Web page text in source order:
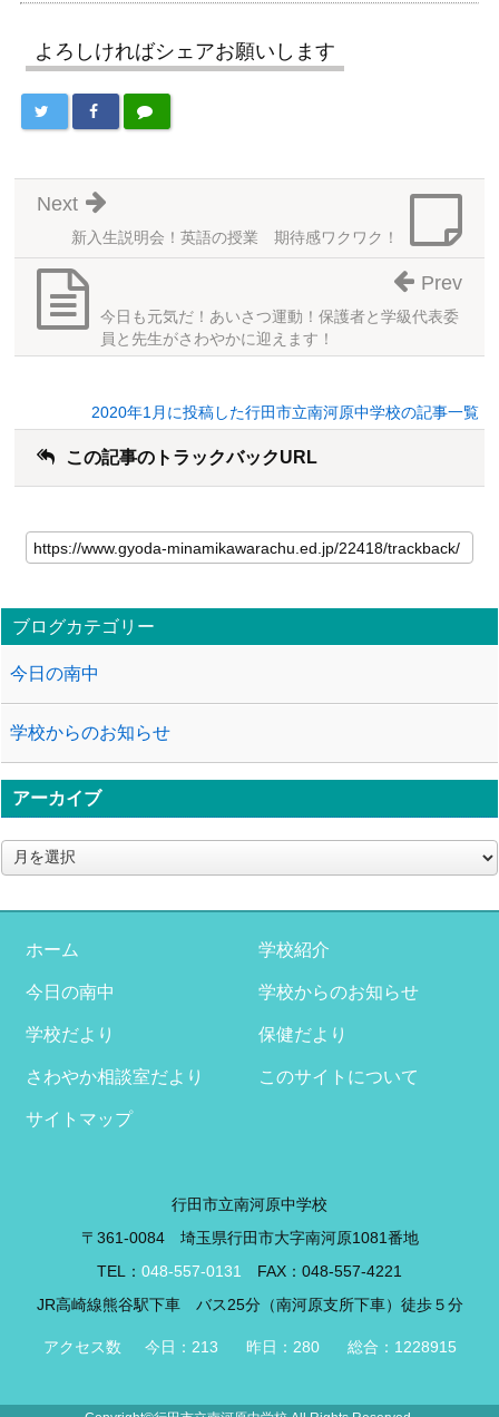
よろしければシェアお願いします
新入生説明会！英語の授業 期待感ワクワク！
Next
今日も元気だ！あいさつ運動！保護者と学級代表委
員と先生がさわやかに迎えます！
Prev
2020年1月に投稿した行田市立南河原中学校の記事一覧
この記事のトラックバックURL
ブログカテゴリー
今日の南中
学校からのお知らせ
アーカイブ
ア
ー
イ
ホーム 学校紹介
今日の南中 学校からのお知らせ
学校だより 保健だより
さわやか相談室だより このサイトについて
サイトマップ
行田市立南河原中学校
〒361-0084 埼玉県行田市大字南河原1081番地
TEL： 048-557-0131
FAX：048-557-4221
JR高崎線熊谷駅下車 バス25分（南河原支所下車）徒歩５分